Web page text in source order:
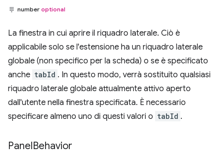
number optional
La finestra in cui aprire il riquadro laterale. Ciò è
applicabile solo se l'estensione ha un riquadro laterale
globale (non specifico per la scheda) o se è specificato
anche tabId . In questo modo, verrà sostituito qualsiasi
riquadro laterale globale attualmente attivo aperto
dall'utente nella finestra specificata. È necessario
specificare almeno uno di questi valori o tabId .
PanelBehavior